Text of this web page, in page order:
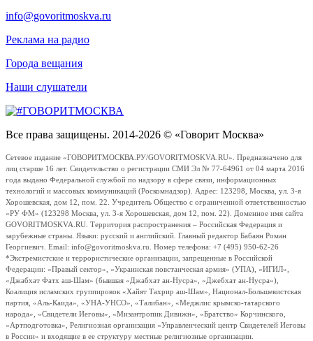
info@govoritmoskva.ru
Реклама на радио
Города вещания
Наши слушатели
Все права защищены. 2014-2026 © «Говорит Москва»
Сетевое издание «ГОВОРИТМОСКВА.РУ/GOVORITMOSKVA.RU». Предназначено для
лиц старше 16 лет. Свидетельство о регистрации СМИ Эл № 77-64961 от 04 марта 2016
года выдано Федеральной службой по надзору в сфере связи, информационных
технологий и массовых коммуникаций (Роскомнадзор). Адрес: 123298, Москва, ул. 3-я
Хорошевская, дом 12, пом. 22. Учредитель Общество с ограниченной ответственностью
«РУ ФМ» (123298 Москва, ул. 3-я Хорошевская, дом 12, пом. 22). Доменное имя сайта
GOVORITMOSKVA.RU. Территория распространения – Российская Федерация и
зарубежные страны. Языки: русский и английский. Главный редактор Бабаян Роман
Георгиевич. Email: info@govoritmoskva.ru. Номер телефона: +7 (495) 950-62-26
*Экстремистские и террористические организации, запрещенные в Российской
Федерации: «Правый сектор», «Украинская повстанческая армия» (УПА), «ИГИЛ»,
«Джабхат Фатх аш-Шам» (бывшая «Джабхат ан-Нусра», «Джебхат ан-Нусра»),
Коалиция исламских группировок «Хайят Тахрир аш-Шам», Национал-Большевистская
партия, «Аль-Каида», «УНА-УНСО», «Талибан», «Меджлис крымско-татарского
народа», «Свидетели Иеговы», «Мизантропик Дивижн», «Братство» Корчинского,
«Артподготовка», Религиозная организация «Управленческий центр Свидетелей Иеговы
в России» и входящие в ее структуру местные религиозные организации.